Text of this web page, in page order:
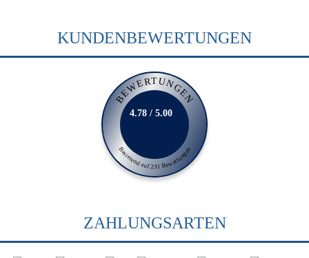
KUNDENBEWERTUNGEN
BEWERTUNGEN
Basierend auf 231 Bewertungen
4.78 / 5.00
ZAHLUNGSARTEN